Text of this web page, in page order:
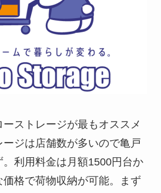
ストレージが最もオススメ
ジは店舗数が多いので亀戸
利用料金は月額1500円台か
価格で荷物収納が可能。まず